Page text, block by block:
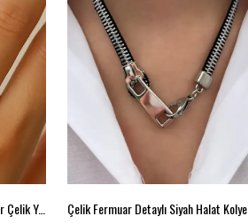
Gold Renkli Puf Kalp Ayarlanabilir Çelik Yüzük Çelik Fermuar Detaylı Siyah Halat Kolye